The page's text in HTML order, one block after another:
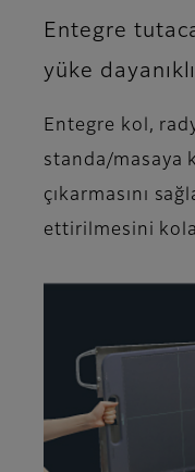
Entegre
yüke
Entegre kol,
standa/masaya
çıkarmasını
ettirilmesini